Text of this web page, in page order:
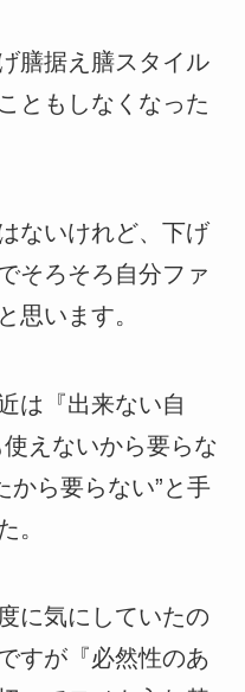
膳据え膳スタイル
ともしなくなった
ないけれど、下げ
そろそろ自分ファ
思います。
は『出来ない自
えないから要らな
から要らない”と手
。
に気にしていたの
すが『必然性のあ